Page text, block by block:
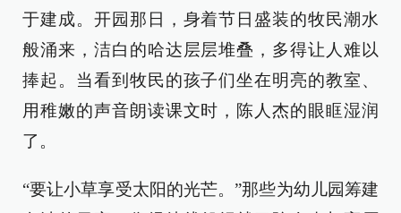
于建成。开园那日，身着节日盛装的牧民潮水
般涌来，洁白的哈达层层堆叠，多得让人难以
捧起。当看到牧民的孩子们坐在明亮的教室、
用稚嫩的声音朗读课文时，陈人杰的眼眶湿润
了。
“要让小草享受太阳的光芒。”那些为幼儿园筹建